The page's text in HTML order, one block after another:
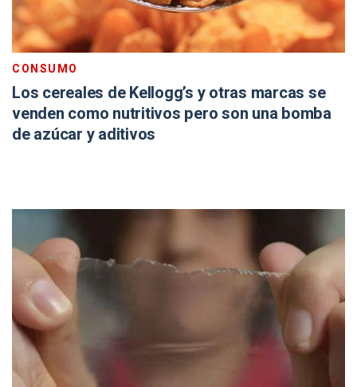
CONSUMO
Los cereales de Kellogg’s y otras marcas se
venden como nutritivos pero son una bomba
de azúcar y aditivos